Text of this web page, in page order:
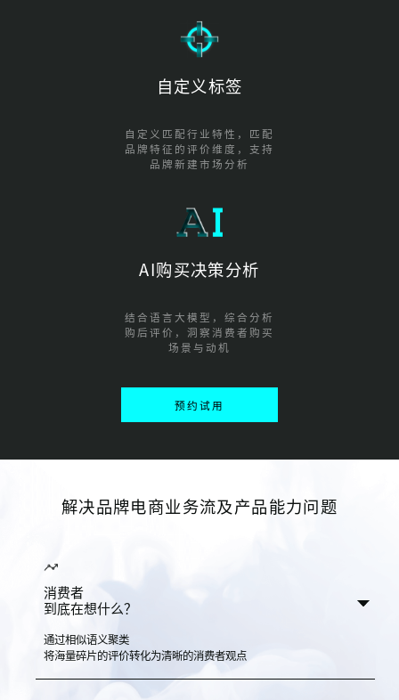
自定义标签
自定义匹配行业特性，匹配
品牌特征的评价维度，支持
品牌新建市场分析
AI购买决策分析
结合语言大模型，综合分析
购后评价，洞察消费者购买
场景与动机
预约试用
解决品牌电商业务流及产品能力问题
消费者
到底在想什么？
通过相似语义聚类
将海量碎片的评价转化为清晰的消费者观点